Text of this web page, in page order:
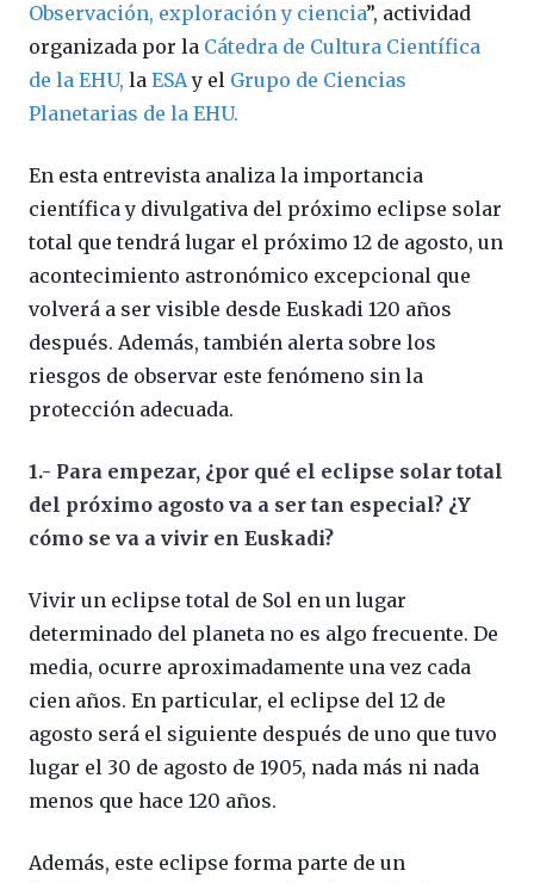
Observación, exploración y ciencia”, actividad
organizada por la Cátedra de Cultura Científica
de la EHU, la ESAy el Grupo de Ciencias
Planetarias de la EHU.
En esta entrevista analiza la importancia
científica y divulgativa del próximo eclipse solar
total que tendrá lugar el próximo 12 de agosto, un
acontecimiento astronómico excepcional que
volverá a ser visible desde Euskadi 120 años
después. Además, también alerta sobre los
riesgos de observar este fenómeno sin la
protección adecuada.
1.- Para empezar, ¿por qué el eclipse solar total
del próximo agosto va a ser tan especial? ¿Y
cómo se va a vivir en Euskadi?
Vivir un eclipse total de Sol en un lugar
determinado del planeta no es algo frecuente. De
media, ocurre aproximadamente una vez cada
cien años. En particular, el eclipse del 12 de
agosto será el siguiente después de uno que tuvo
lugar el 30 de agosto de 1905, nada más ni nada
menos que hace 120 años.
Además, este eclipse forma parte de un